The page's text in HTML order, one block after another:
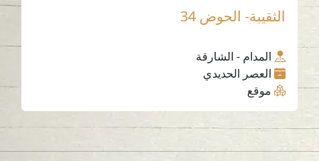
الثقيبة- الحوض 34
المدام - الشارقة
العصر الحديدي
موقع